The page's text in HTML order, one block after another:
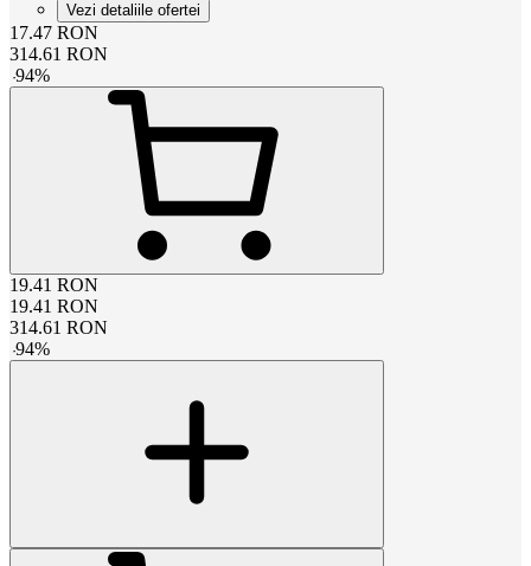
Vezi detaliile ofertei
17.47 RON
314.61 RON
-94%
19.41 RON
19.41 RON
314.61 RON
-94%